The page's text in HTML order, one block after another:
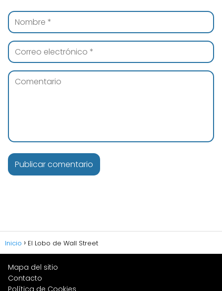
Inicio El Lobo de Wall Street
Mapa del sitio
Contacto